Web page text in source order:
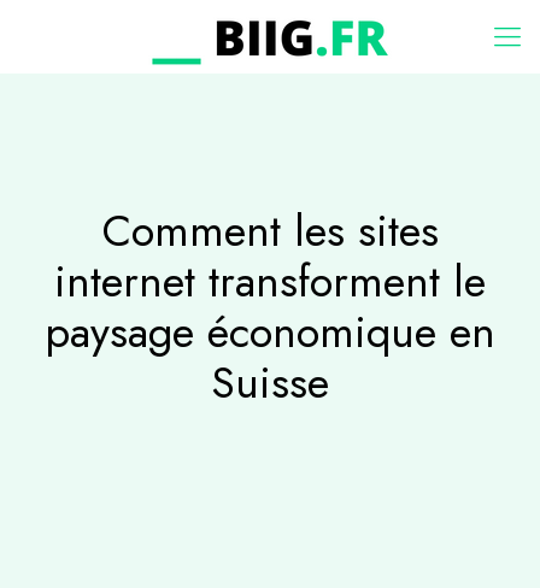
Comment les sites
internet transforment le
paysage économique en
Suisse